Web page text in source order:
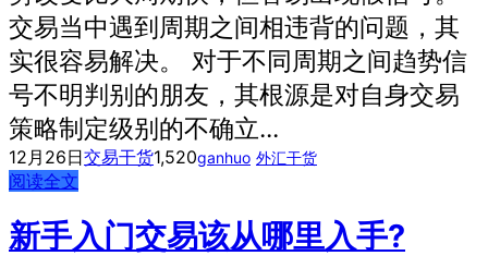
交易当中遇到周期之间相违背的问题，其
实很容易解决。 对于不同周期之间趋势信
号不明判别的朋友，其根源是对自身交易
策略制定级别的不确立...
12月26日交易干货1,520ganhuo 外汇干货
阅读全文
新手入门交易该从哪里入手?